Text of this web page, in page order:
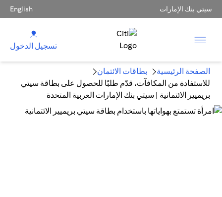
سيتي بنك الإمارات English
تسجيل الدخول
الصفحة الرئيسية
بطاقات الائتمان
للاستفادة من المكافآت، قدّم طلبًا للحصول على بطاقة سيتي
بريميير الائتمانية | سيتي بنك الإمارات العربية المتحدة